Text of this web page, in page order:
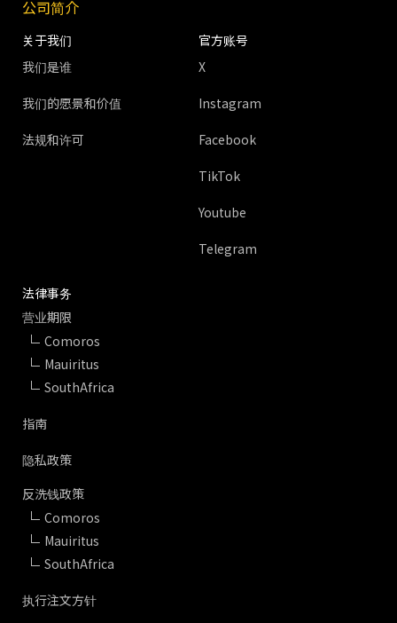
公司简介
关于我们
我们是谁
我们的愿景和价值
法规和许可
官方账号
X
Instagram
Facebook
TikTok
Youtube
Telegram
法律事务
营业期限
Comoros
Mauiritus
SouthAfrica
指南
隐私政策
反洗钱政策
Comoros
Mauiritus
SouthAfrica
执行注文方针